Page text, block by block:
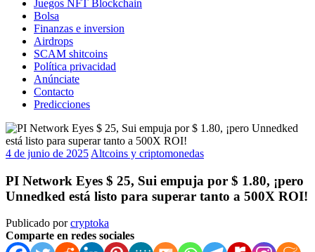
Juegos NFT Blockchain
Bolsa
Finanzas e inversion
Airdrops
SCAM shitcoins
Política privacidad
Anúnciate
Contacto
Predicciones
4 de junio de 2025 Altcoins y criptomonedas
PI Network Eyes $ 25, Sui empuja por $ 1.80, ¡pero
Unnedked está listo para superar tanto a 500X ROI!
Publicado porcryptoka
Comparte en redes sociales